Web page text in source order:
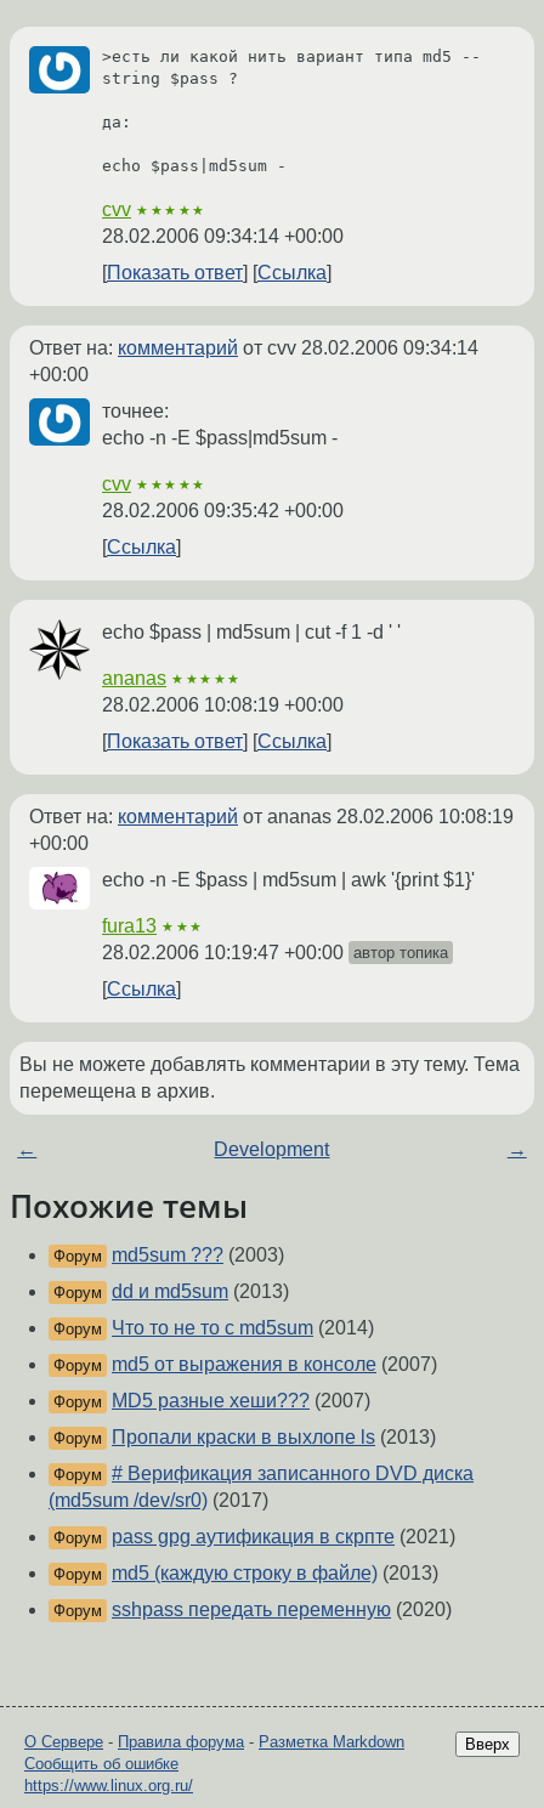
>есть ли какой нить вариант типа md5 --
string $pass ?
да:
cvv ★★★★★
28.02.2006 09:34:14 +00:00
Показать ответ
Ссылка
Ответ на: комментарий от cvv 28.02.2006 09:34:14
+00:00
точнее:
echo -n -E $pass|md5sum -
cvv ★★★★★
28.02.2006 09:35:42 +00:00
Ссылка
echo $pass | md5sum | cut -f 1 -d ' '
ananas ★★★★★
28.02.2006 10:08:19 +00:00
Показать ответ
Ссылка
Ответ на: комментарий от ananas 28.02.2006 10:08:19
+00:00
echo -n -E $pass | md5sum | awk '{print $1}'
fura13 ★★★
28.02.2006 10:19:47 +00:00 автор топика
Ссылка
Вы не можете добавлять комментарии в эту тему. Тема
перемещена в архив.
← Development →
Похожие темы
Форум md5sum ??? (2003)
Форум dd и md5sum (2013)
Форум Что то не то с md5sum (2014)
Форум md5 от выражения в консоле (2007)
Форум MD5 разные хеши??? (2007)
Форум Пропали краски в выхлопе ls (2013)
Форум # Верификация записанного DVD диска
(md5sum /dev/sr0) (2017)
Форум pass gpg аутификация в скрпте (2021)
Форум md5 (каждую строку в файле) (2013)
Форум sshpass передать переменную (2020)
Вверх
О Сервере - Правила форума- Разметка Markdown
Сообщить об ошибке
https://www.linux.org.ru/